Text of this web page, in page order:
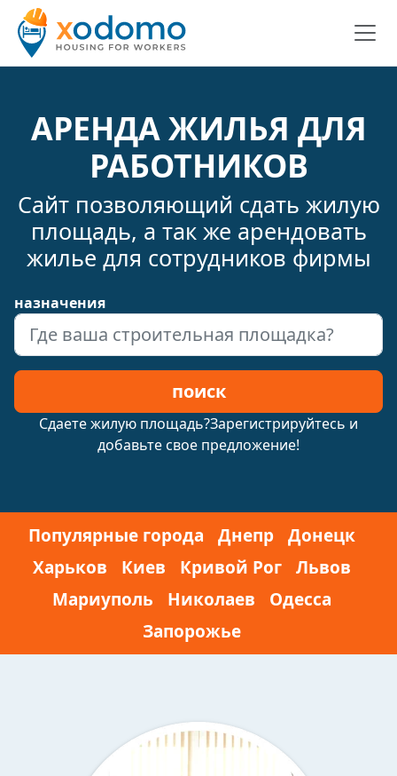
АРЕНДА ЖИЛЬЯ ДЛЯ
РАБОТНИКОВ
Сайт позволяющий сдать жилую
площадь, а так же арендовать
жилье для сотрудников фирмы
назначения
поиск
Сдаете жилую площадь?Зарегистрируйтесь и
добавьте свое предложение!
Популярные города Днепр
Донецк
Харьков
Киев Кривой Рог
Львов
Мариуполь
Николаев
Одесса
Запорожье